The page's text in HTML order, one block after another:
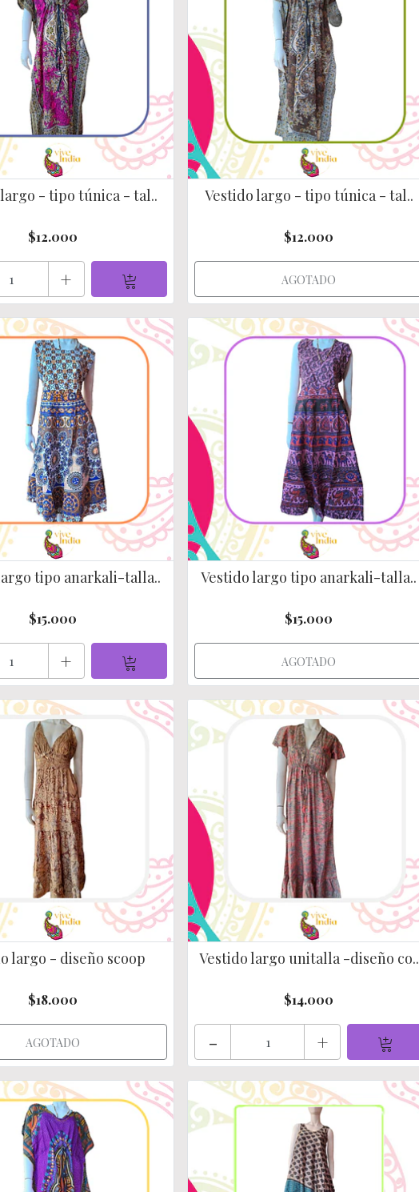
- tipo túnica - tal..
$12.000
+
Vestido largo - tipo túnica - tal..
$12.000
AGOTADO
tipo anarkali-talla..
$15.000
+
Vestido largo tipo anarkali-talla..
$15.000
AGOTADO
largo - diseño scoop
$18.000
AGOTADO
Vestido largo unitalla -diseño co..
$14.000
- +